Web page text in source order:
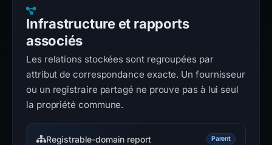
Infrastructure et rapports
associés
Les relations stockées sont regroupées par
attribut de correspondance exacte. Un fournisseur
ou un registraire partagé ne prouve pas à lui seul
la propriété commune.
Registrable-domain report Parent